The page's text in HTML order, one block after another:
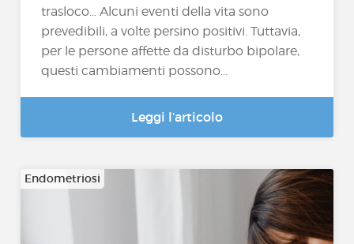
trasloco… Alcuni eventi della vita sono
prevedibili, a volte persino positivi. Tuttavia,
per le persone affette da disturbo bipolare,
questi cambiamenti possono...
Leggi l’articolo
Endometriosi